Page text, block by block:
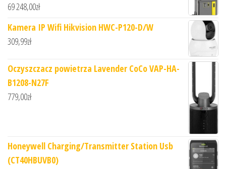
69 248,00zł
Kamera IP Wifi Hikvision HWC-P120-D/W
309,99zł
Oczyszczacz powietrza Lavender CoCo VAP-HA-
B1208-N27F
779,00zł
Honeywell Charging/Transmitter Station Usb
(CT40HBUVB0)